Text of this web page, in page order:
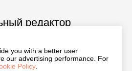
you with a better user
our advertising performance. For
Policy.
редактор
создав собственный блок
для веб-дизайна.